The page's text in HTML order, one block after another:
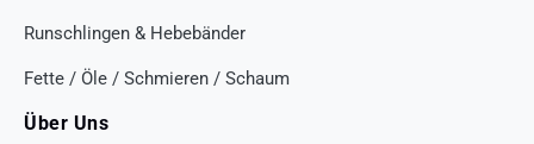
Runschlingen & Hebebänder
Fette / Öle / Schmieren / Schaum
Über Uns